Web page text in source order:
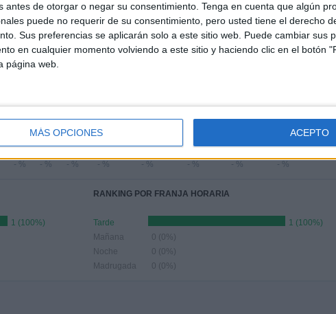
antes de otorgar o negar su consentimiento. Tenga en cuenta que algún
puede no requerir de su consentimiento, pero usted tiene el derecho
Sus preferencias se aplicarán solo a este sitio web. Puede cambiar sus
en cualquier momento volviendo a este sitio y haciendo clic en el botón
página web.
MÁS OPCIONES ACEPTO
Nº DE PARTIDOS POR DÍA DE LA SEMANA
MIÉRCOLES
-
JUEVES
-
VIERNES
-
SÁBADO
-
DOMINGO
-
-
- %
-
- %
-
- %
-
- %
-
- %
-
- %
-
- %
-
- %
1 (100%)
RANKING POR FRANJA HORARIA
Tarde
1 (100%)
Mañana
0 (0%)
Noche
0 (0%)
Madrugada
0 (0%)